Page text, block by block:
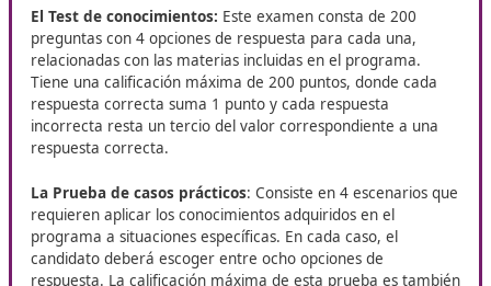
privado.
Eltransporte públicoimplica que el operador recibe
compensación económica por efectuar el traslado de
personas o mercancías. Este servicio está disponible
cualquier persona o empresa pueda contratarlo.
Por otro lado, el transporte privadose refiere a
en las que la actividad principal de una empresa no es
transporte, pero este resulta necesario como apoyo